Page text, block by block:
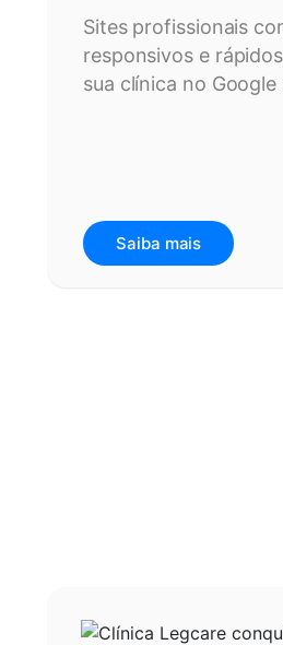
Sites profissionais
responsivos e
sua clínica no Google
Saiba mais